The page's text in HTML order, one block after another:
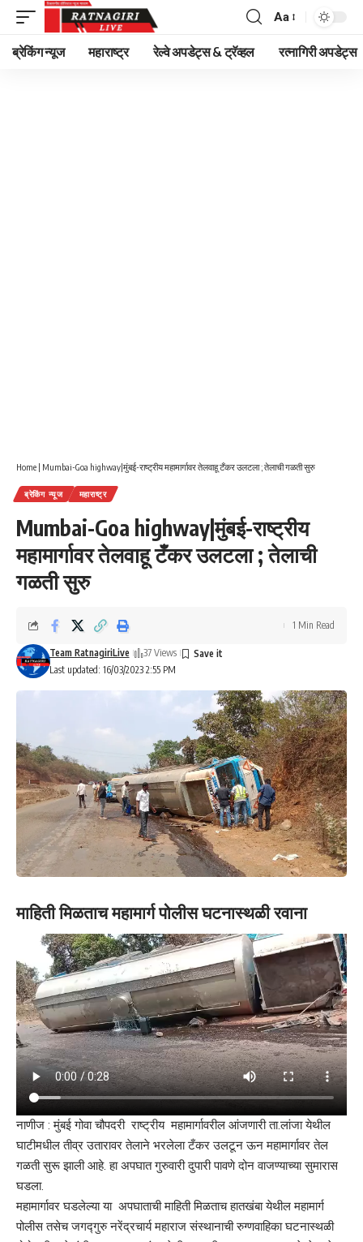
Font
Resizer
Aa
ब्रेकिंग न्यूज महाराष्ट्र रेल्वे अपडेट्स & ट्रॅव्हल रत्नागिरी अपडेट्स
Home | Mumbai-Goa highway|मुंबई-राष्ट्रीय महामार्गावर तेलवाहू टँकर उलटला ; तेलाची गळती सुरु
ब्रेकिंग न्यूज महाराष्ट्र
Mumbai-Goa highway|मुंबई-राष्ट्रीय
महामार्गावर तेलवाहू टँकर उलटला ; तेलाची
गळती सुरु
Last updated: 16/03/2023 2:55 PM
Team RatnagiriLive 37 Views
1 Min Read
माहिती मिळताच महामार्ग पोलीस घटनास्थळी रवाना
नाणीज : मुंबई गोवा चौपदरी राष्ट्रीय महामार्गावरील आंजणारी ता.लांजा येथील
घाटीमधील तीव्र उतारावर तेलाने भरलेला टँकर उलटून ऊन महामार्गावर तेल
गळती सुरू झाली आहे. हा अपघात गुरुवारी दुपारी पावणे दोन वाजण्याच्या सुमारास
घडला.
महामार्गावर घडलेल्या या अपघाताची माहिती मिळताच हातखंबा येथील महामार्ग
पोलीस तसेच जगद्गुरु नरेंद्रचार्य महाराज संस्थानाची रुग्णवाहिका घटनास्थळी